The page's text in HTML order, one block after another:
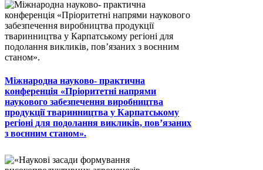
Міжнародна науково- практична
конференція «Пріоритетні напрями
наукового забезпечення виробництва
продукції тваринництва у Карпатському
регіоні для подолання викликів, пов’язаних
з воєнним станом».